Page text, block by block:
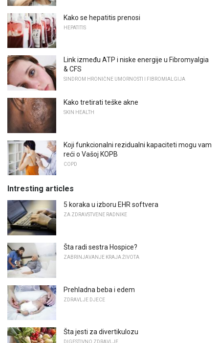
Kako se hepatitis prenosi
HEPATITIS
Link između ATP i niske energije u Fibromyalgia
& CFS
SINDROM HRONIČNE UMORNOSTI I FIBROMIALGIJA
Kako tretirati teške akne
SKIN HEALTH
Koji funkcionalni rezidualni kapaciteti mogu vam
reći o Vašoj KOPB
COPD
Intresting articles
5 koraka u izboru EHR softvera
ZA ZDRAVSTVENE RADNIKE
Šta radi sestra Hospice?
ZABRINJAVANJE KRAJA ŽIVOTA
Prehladna beba i edem
ZDRAVLJE DJECE
Šta jesti za divertikulozu